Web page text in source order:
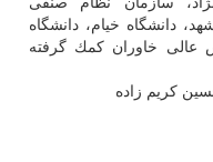
دانشگاه خیام، دانشگاه
عالی خاوران كمك گرفته
كریم زاده